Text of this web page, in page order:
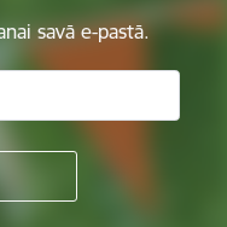
savā e-pastā.